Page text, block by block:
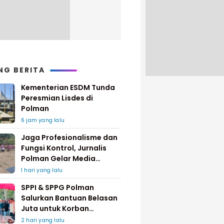
BERITA
Kementerian ESDM Tunda
Peresmian Lisdes di
Polman
6 jam yang lalu
Jaga Profesionalisme dan
Fungsi Kontrol, Jurnalis
Polman Gelar Media
Gathering
1 hari yang lalu
SPPI & SPPG Polman
Salurkan Bantuan Belasan
Juta untuk Korban
Kebakaran di Limboro
2 hari yang lalu